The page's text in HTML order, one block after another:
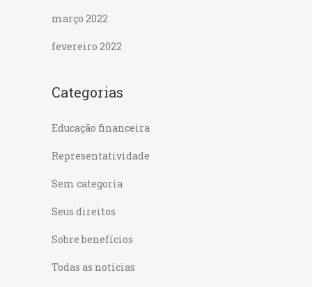
março 2022
fevereiro 2022
Categorias
Educação financeira
Representatividade
Sem categoria
Seus direitos
Sobre benefícios
Todas as notícias